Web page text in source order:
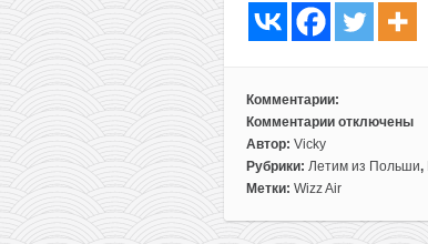
Комментарии:
Комментарии
к
записи
Прямые
из
отключены
Автор: Vicky
Рубрики: Летим из Польши,
Метки: Wizz Air